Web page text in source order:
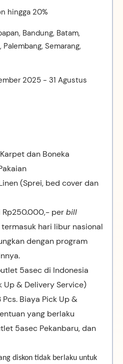
hingga 20%
Bandung, Batam,
Semarang,
2025 - 31 Agustus
dan Boneka
(Sprei, bed cover dan
Rp250.000,- perbill
hari libur nasional
dengan program
5asec di Indonesia
Up & Delivery Service)
Biaya Pick Up &
yang berlaku
5asec Pekanbaru, dan
diskon tidak berlaku untuk